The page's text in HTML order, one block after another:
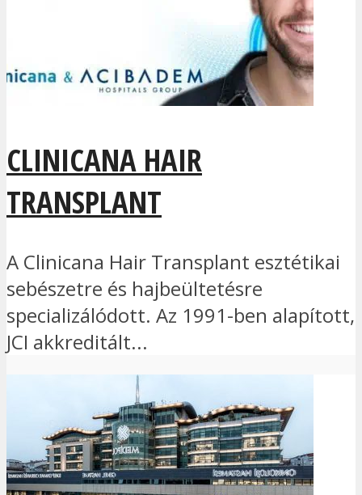
CLINICANA HAIR
TRANSPLANT
A Clinicana Hair Transplant esztétikai
sebészetre és hajbeültetésre
specializálódott. Az 1991-ben alapított,
JCI akkreditált...